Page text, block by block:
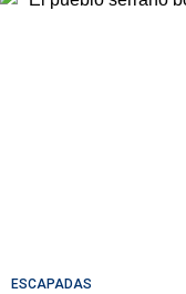
ESCAPADAS